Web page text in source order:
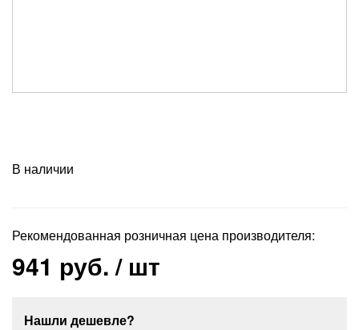
В наличии
Рекомендованная розничная цена производителя:
941 руб./ шт
Нашли дешевле?